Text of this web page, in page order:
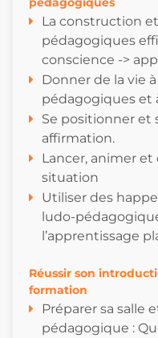
La construction
pédagogiques
conscience ->
Donner de la vie
pédagogiques et
Se positionner et
affirmation.
Lancer, animer
situation
Utiliser des
ludo-
l’apprentissage
Réussir son
formation
Préparer sa salle
pédagogique :